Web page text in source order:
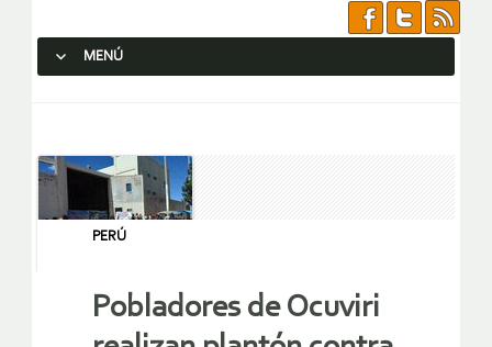
MENÚ
PERÚ
Pobladores de Ocuviri